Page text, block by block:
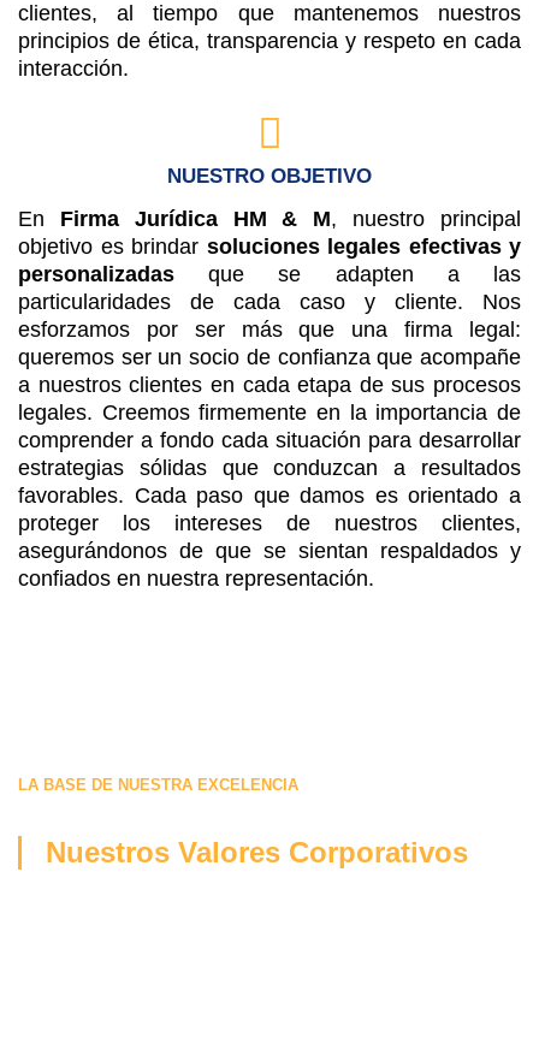
clientes, al tiempo que mantenemos nuestros
principios de ética, transparencia y respeto en cada
interacción.
NUESTRO OBJETIVO
En Firma Jurídica HM & M, nuestro principal
objetivo es brindar soluciones legales efectivas y
personalizadas que se adapten a las
particularidades de cada caso y cliente. Nos
esforzamos por ser más que una firma legal:
queremos ser un socio de confianza que acompañe
a nuestros clientes en cada etapa de sus procesos
legales. Creemos firmemente en la importancia de
comprender a fondo cada situación para desarrollar
estrategias sólidas que conduzcan a resultados
favorables. Cada paso que damos es orientado a
proteger los intereses de nuestros clientes,
asegurándonos de que se sientan respaldados y
confiados en nuestra representación.
LA BASE DE NUESTRA EXCELENCIA
Nuestros Valores Corporativos